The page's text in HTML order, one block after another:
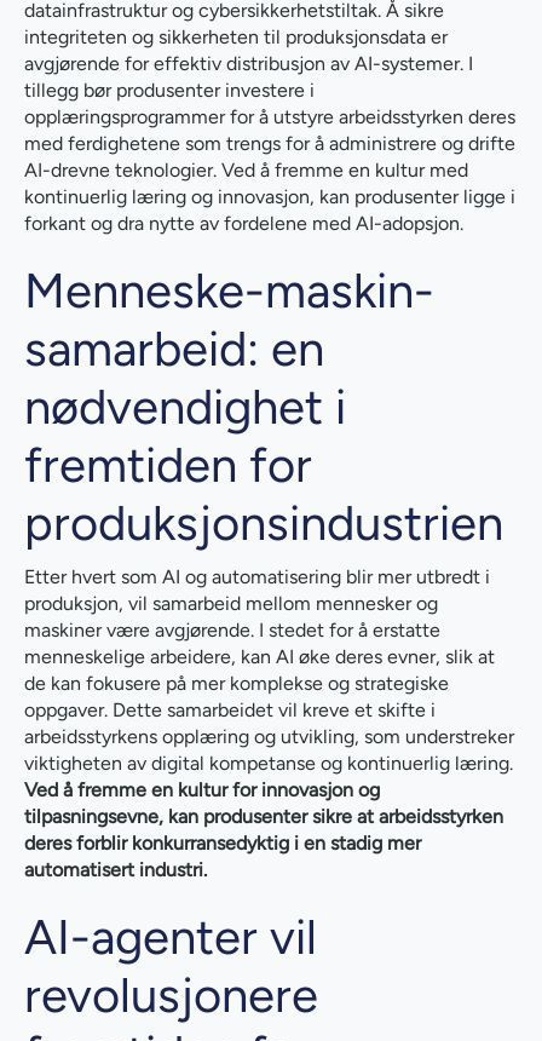
datainfrastruktur og cybersikkerhetstiltak. Å sikre
integriteten og sikkerheten til produksjonsdata er
avgjørende for effektiv distribusjon av AI-systemer. I
tillegg bør produsenter investere i
opplæringsprogrammer for å utstyre arbeidsstyrken deres
med ferdighetene som trengs for å administrere og drifte
AI-drevne teknologier. Ved å fremme en kultur med
kontinuerlig læring og innovasjon, kan produsenter ligge i
forkant og dra nytte av fordelene med AI-adopsjon.
Menneske-maskin-
samarbeid: en
nødvendighet i
fremtiden for
produksjonsindustrien
Etter hvert som AI og automatisering blir mer utbredt i
produksjon, vil samarbeid mellom mennesker og
maskiner være avgjørende. I stedet for å erstatte
menneskelige arbeidere, kan AI øke deres evner, slik at
de kan fokusere på mer komplekse og strategiske
oppgaver. Dette samarbeidet vil kreve et skifte i
arbeidsstyrkens opplæring og utvikling, som understreker
viktigheten av digital kompetanse og kontinuerlig læring.
Ved å fremme en kultur for innovasjon og
tilpasningsevne, kan produsenter sikre at arbeidsstyrken
deres forblir konkurransedyktig i en stadig mer
automatisert industri.
AI-agenter vil
revolusjonere